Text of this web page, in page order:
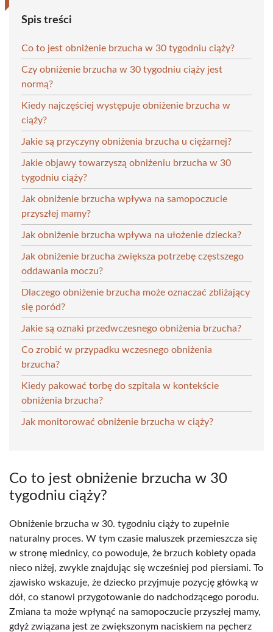
Spis treści
Co to jest obniżenie brzucha w 30 tygodniu ciąży?
Czy obniżenie brzucha w 30 tygodniu ciąży jest
normą?
Kiedy najczęściej występuje obniżenie brzucha w
ciąży?
Jakie są przyczyny obniżenia brzucha u ciężarnej?
Jakie objawy towarzyszą obniżeniu brzucha w 30
tygodniu ciąży?
Jak obniżenie brzucha wpływa na samopoczucie
przyszłej mamy?
Jak obniżenie brzucha wpływa na ułożenie dziecka?
Jak obniżenie brzucha zwiększa potrzebę częstszego
oddawania moczu?
Dlaczego obniżenie brzucha może oznaczać zbliżający
się poród?
Jakie są oznaki przedwczesnego obniżenia brzucha?
Co zrobić w przypadku wczesnego obniżenia
brzucha?
Kiedy pakować torbę do szpitala w kontekście
obniżenia brzucha?
Jak monitorować obniżenie brzucha w ciąży?
Co to jest obniżenie brzucha w 30
tygodniu ciąży?
Obniżenie brzucha w 30. tygodniu ciąży to zupełnie
naturalny proces. W tym czasie maluszek przemieszcza się
w stronę miednicy, co powoduje, że brzuch kobiety opada
nieco niżej, zwykle znajdując się wcześniej pod piersiami. To
zjawisko wskazuje, że dziecko przyjmuje pozycję główką w
dół, co stanowi przygotowanie do nadchodzącego porodu.
Zmiana ta może wpłynąć na samopoczucie przyszłej mamy,
gdyż związana jest ze zwiększonym naciskiem na pęcherz